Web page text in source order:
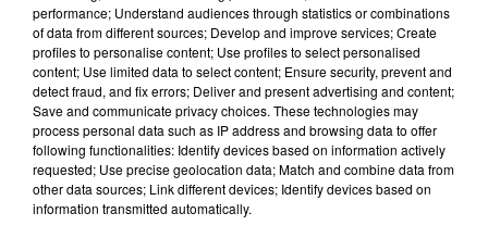
Mundo Latino
Le fourmilier géant fait son retour
en Argentine, et en pleine...
Karol G dévoile la tracklist de
son nouvel album… avec des
performance; Understand audiences through statistics or combinations
of data from different sources; Develop and improve services; Create
profiles to personalise content; Use profiles to select personalised
content; Use limited data to select content; Ensure security, prevent and
detect fraud, and fix errors; Deliver and present advertising and content;
Save and communicate privacy choices. These technologies may
process personal data such as IP address and browsing data to offer
following functionalities: Identify devices based on information actively
requested; Use precise geolocation data; Match and combine data from
other data sources; Link different devices; Identify devices based on
information transmitted automatically.